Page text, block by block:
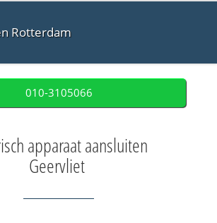
Rotterdam
010-3105066
apparaat aansluiten
Geervliet